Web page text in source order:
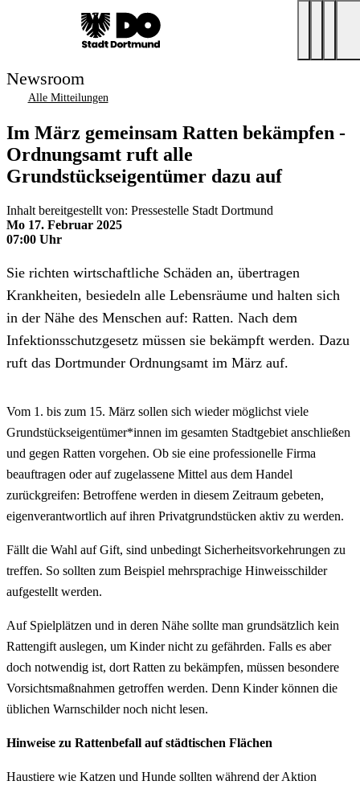
Newsroom
Alle Mitteilungen
Im März gemeinsam Ratten bekämpfen -
Ordnungsamt ruft alle
Grundstückseigentümer dazu auf
Inhalt bereitgestellt von: Pressestelle Stadt Dortmund
Mo 17. Februar 2025
07:00 Uhr
Sie richten wirtschaftliche Schäden an, übertragen
Krankheiten, besiedeln alle Lebensräume und halten sich
in der Nähe des Menschen auf: Ratten. Nach dem
Infektionsschutzgesetz müssen sie bekämpft werden. Dazu
ruft das Dortmunder Ordnungsamt im März auf.
Vom 1. bis zum 15. März sollen sich wieder möglichst viele
Grundstückseigentümer*innen im gesamten Stadtgebiet anschließen
und gegen Ratten vorgehen. Ob sie eine professionelle Firma
beauftragen oder auf zugelassene Mittel aus dem Handel
zurückgreifen: Betroffene werden in diesem Zeitraum gebeten,
eigenverantwortlich auf ihren Privatgrundstücken aktiv zu werden.
Fällt die Wahl auf Gift, sind unbedingt Sicherheitsvorkehrungen zu
treffen. So sollten zum Beispiel mehrsprachige Hinweisschilder
aufgestellt werden.
Auf Spielplätzen und in deren Nähe sollte man grundsätzlich kein
Rattengift auslegen, um Kinder nicht zu gefährden. Falls es aber
doch notwendig ist, dort Ratten zu bekämpfen, müssen besondere
Vorsichtsmaßnahmen getroffen werden. Denn Kinder können die
üblichen Warnschilder noch nicht lesen.
Hinweise zu Rattenbefall auf städtischen Flächen
Haustiere wie Katzen und Hunde sollten während der Aktion